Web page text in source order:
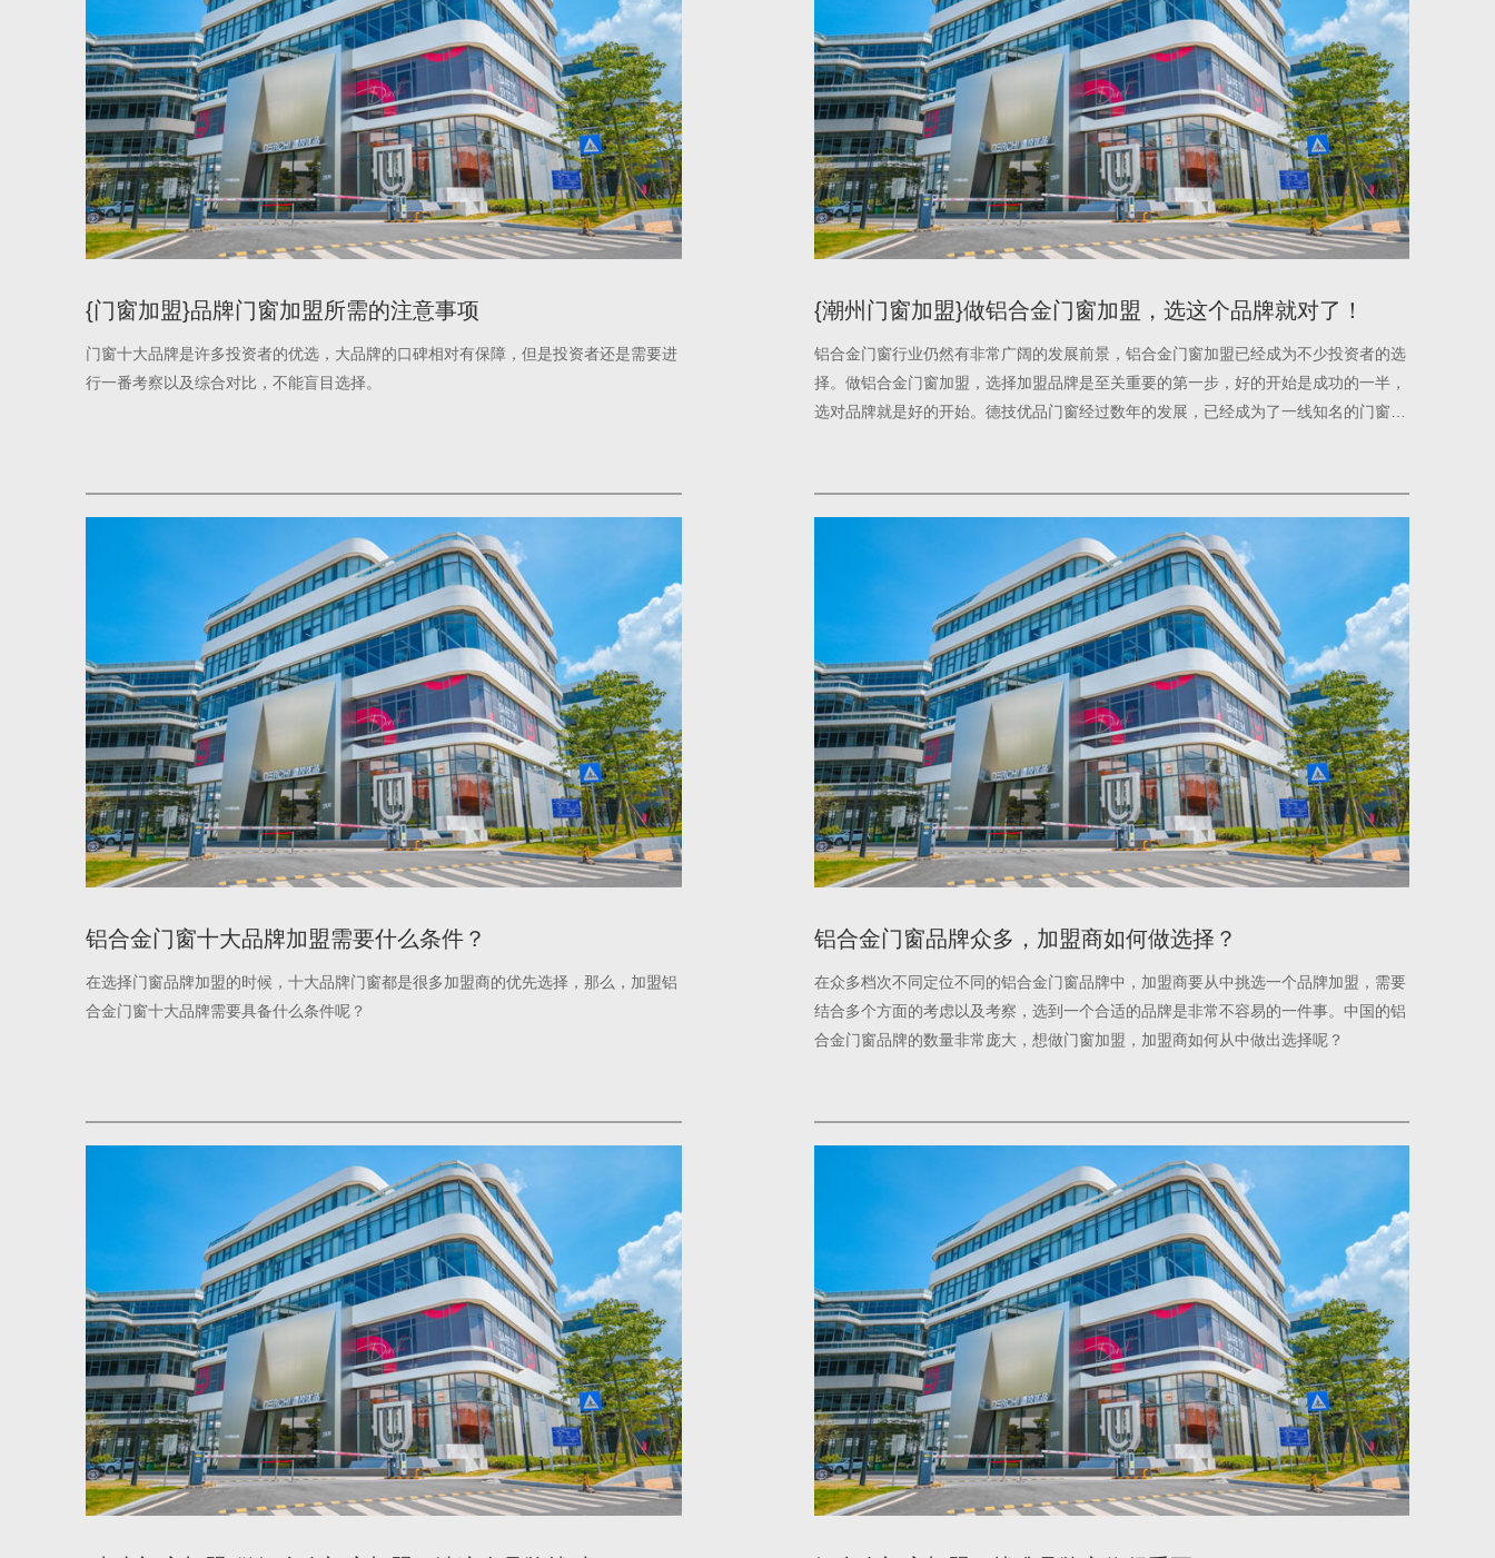
{门窗加盟}品牌门窗加盟所需的注意事项
门窗十大品牌是许多投资者的优选，大品牌的口碑相对有保障，但是投资者还是需要进
行一番考察以及综合对比，不能盲目选择。
{潮州门窗加盟}做铝合金门窗加盟，选这个品牌就对了！
铝合金门窗行业仍然有非常广阔的发展前景，铝合金门窗加盟已经成为不少投资者的选
择。做铝合金门窗加盟，选择加盟品牌是至关重要的第一步，好的开始是成功的一半，
选对品牌就是好的开始。德技优品门窗经过数年的发展，已经成为了一线知名的门窗品
铝合金门窗十大品牌加盟需要什么条件？
在选择门窗品牌加盟的时候，十大品牌门窗都是很多加盟商的优先选择，那么，加盟铝
合金门窗十大品牌需要具备什么条件呢？
铝合金门窗品牌众多，加盟商如何做选择？
在众多档次不同定位不同的铝合金门窗品牌中，加盟商要从中挑选一个品牌加盟，需要
结合多个方面的考虑以及考察，选到一个合适的品牌是非常不容易的一件事。中国的铝
合金门窗品牌的数量非常庞大，想做门窗加盟，加盟商如何从中做出选择呢？